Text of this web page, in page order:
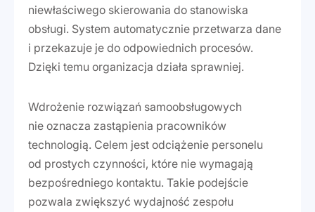
niewłaściwego skierowania do stanowiska
obsługi. System automatycznie przetwarza dane
i przekazuje je do odpowiednich procesów.
Dzięki temu organizacja działa sprawniej.
Wdrożenie rozwiązań samoobsługowych
nie oznacza zastąpienia pracowników
technologią. Celem jest odciążenie personelu
od prostych czynności, które nie wymagają
bezpośredniego kontaktu. Takie podejście
pozwala zwiększyć wydajność zespołu